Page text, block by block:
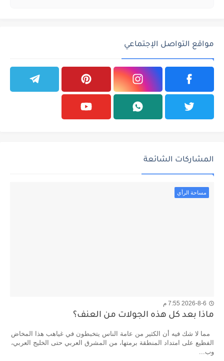
مواقع التواصل الإجتماعي
المشاركات الشائعة
مساحة الرأي
2026-8-6 7:55 م
ماذا بعد كل هذه الجولات من العنف؟
مما لا شك فيه أن الكثير من عامة الناس يتخبطون في غياهب هذا المخاض
الفظيع على امتداد المنطقة برمتها، من المشرق العربي حتى الخليج العربي،
وب...